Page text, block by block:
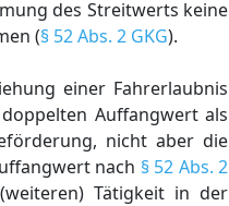
des Streitwerts keine
(§ 52 Abs. 2 GKG).
einer Fahrerlaubnis
Auffangwert als
nicht aber die
nach § 52 Abs. 2
Tätigkeit in der